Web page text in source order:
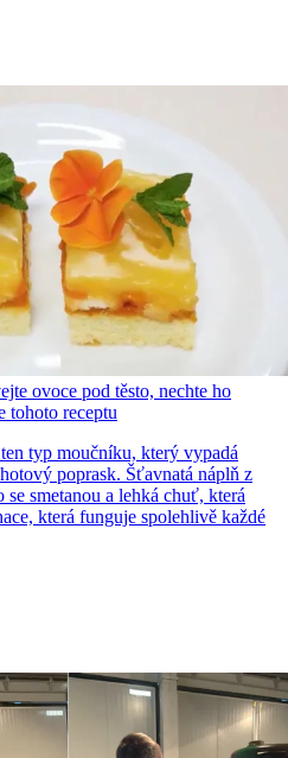
ovoce pod těsto, nechte ho
tohoto receptu
typ moučníku, který vypadá
poprask. Šťavnatá náplň z
smetanou a lehká chuť, která
která funguje spolehlivě každé